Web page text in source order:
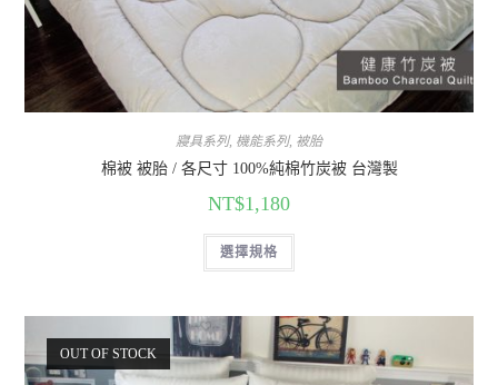
寢具系列, 機能系列, 被胎
棉被 被胎 / 各尺寸 100%純棉竹炭被 台灣製
NT$1,180
選擇規格
OUT OF STOCK